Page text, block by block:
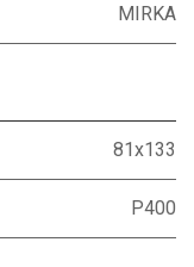
MIRKA
81x133
P400